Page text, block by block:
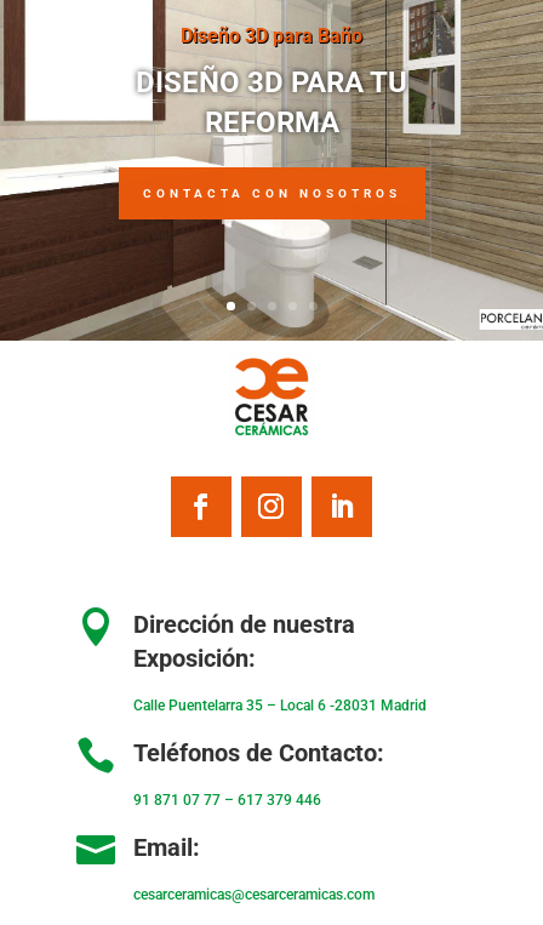
Diseño 3D para Baño
DISEÑO 3D PARA TU
REFORMA
CONTACTA CON NOSOTROS

Dirección de nuestra
Exposición:
Calle Puentelarra 35 – Local 6 -28031 Madrid
 Teléfonos de Contacto:
91 871 07 77– 617 379 446
 Email:
cesarceramicas@cesarceramicas.com